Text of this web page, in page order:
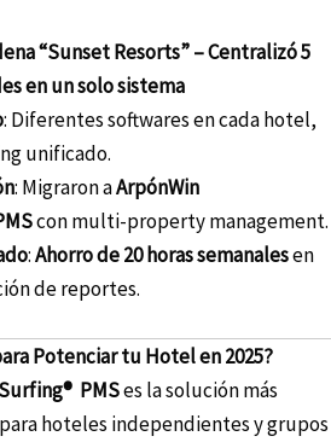
“Sunset Resorts” – Centralizó 5
en un solo sistema
: Diferentes softwares en cada hotel,
unificado.
: Migraron aArpónWin
con multi-property management.
:Ahorro de 20 horas semanalesen
de reportes.
Potenciar tu Hotel en 2025?
PMSes la solución más
hoteles independientes y grupos